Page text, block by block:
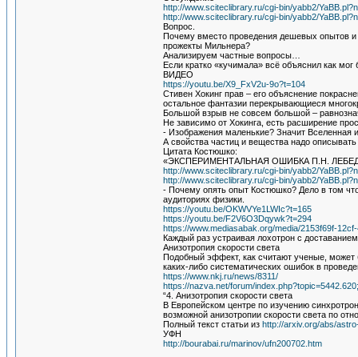
http://www.sciteclibrary.ru/cgi-bin/yabb2/
http://www.sciteclibrary.ru/cgi-bin/yabb2/
Вопрос.
Почему вместо проведения дешевых опытов
прожекты Мильнера?
Анализируем частные вопросы…
Если кратко «кучимала» всё объяснил как
ВИДЕО
https://youtu.be/X9_FxV2u-9o?t=104
Стивен Хокинг прав – его объяснение
остальное фантазии перекрывающиеся
Большой взрыв не совсем большой –
Не зависимо от Хокинга, есть расширение
- Изображения маленькие? Значит Вселенная
А свойства частиц и вещества надо
Цитата Костюшко:
«ЭКСПЕРИМЕНТАЛЬНАЯ ОШИБКА П.Н.
http://www.sciteclibrary.ru/cgi-bin/yabb2/
http://www.sciteclibrary.ru/cgi-bin/yabb2/
- Почему опять опыт Костюшко? Дело в том
аудиториях физики.
https://youtu.be/OKWVYe1LWIc?t=165
https://youtu.be/F2V6O3Dqywk?t=294
https://www.mediasabak.org/media/2153f69f-
Каждый раз устраивая лохотрон с
Анизотропия скорости света
Подобный эффект, как считают ученые,
каких-либо систематических ошибок в
https://www.nkj.ru/news/8311/
https://nazva.net/forum/
“4. Анизотропия скорости света
В Европейском центре по изучению
возможной анизотропии скорости света по
Полный текст статьи из http://arxiv.org/abs/
УФН
http://bourabai.ru/marinov/ufn200702.htm